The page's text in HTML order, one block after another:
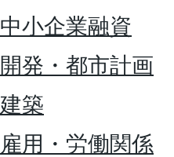
中小企業融資
開発・都市計画
建築
雇用・労働関係